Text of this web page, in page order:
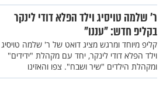
ר' שלמה טויסיג וילד הפלא דודי לינקר
בקליפ חדש: "עננו"
קליפ מיוחד ומרגש מציג דואט של ר' שלמה טויסיג
וילד הפלא דודי לינקר, יחד עם מקהלת "ידידים"
ומקהלת הילדים "שיר ושבח". צפו והאזינו